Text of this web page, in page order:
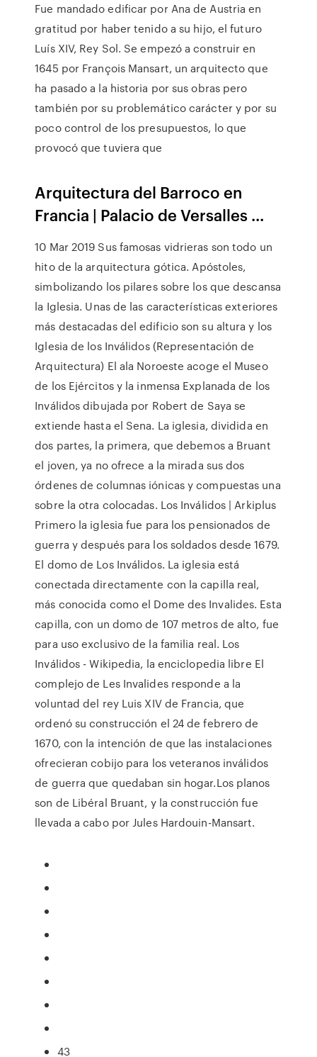
Fue mandado edificar por Ana de Austria en
gratitud por haber tenido a su hijo, el futuro
Luís XIV, Rey Sol. Se empezó a construir en
1645 por François Mansart, un arquitecto que
ha pasado a la historia por sus obras pero
también por su problemático carácter y por su
poco control de los presupuestos, lo que
provocó que tuviera que
Arquitectura del Barroco en
Francia | Palacio de Versalles ...
10 Mar 2019 Sus famosas vidrieras son todo un
hito de la arquitectura gótica. Apóstoles,
simbolizando los pilares sobre los que descansa
la Iglesia. Unas de las características exteriores
más destacadas del edificio son su altura y los
Iglesia de los Inválidos (Representación de
Arquitectura) El ala Noroeste acoge el Museo
de los Ejércitos y la inmensa Explanada de los
Inválidos dibujada por Robert de Saya se
extiende hasta el Sena. La iglesia, dividida en
dos partes, la primera, que debemos a Bruant
el joven, ya no ofrece a la mirada sus dos
órdenes de columnas iónicas y compuestas una
sobre la otra colocadas. Los Inválidos | Arkiplus
Primero la iglesia fue para los pensionados de
guerra y después para los soldados desde 1679.
El domo de Los Inválidos. La iglesia está
conectada directamente con la capilla real,
más conocida como el Dome des Invalides. Esta
capilla, con un domo de 107 metros de alto, fue
para uso exclusivo de la familia real. Los
Inválidos - Wikipedia, la enciclopedia libre El
complejo de Les Invalides responde a la
voluntad del rey Luis XIV de Francia, que
ordenó su construcción el 24 de febrero de
1670, con la intención de que las instalaciones
ofrecieran cobijo para los veteranos inválidos
de guerra que quedaban sin hogar.Los planos
son de Libéral Bruant, y la construcción fue
llevada a cabo por Jules Hardouin-Mansart.
43